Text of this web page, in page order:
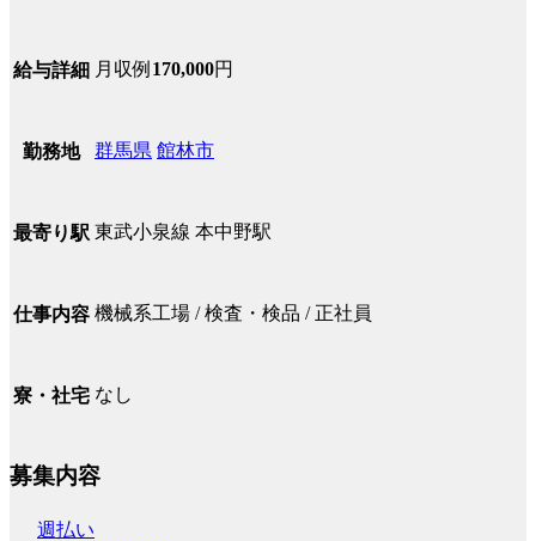
給与詳細 月収例 170,000円
勤務地 群馬県 館林市
最寄り駅 東武小泉線 本中野駅
仕事内容 機械系工場 / 検査・検品 / 正社員
寮・社宅 なし
募集内容
週払い